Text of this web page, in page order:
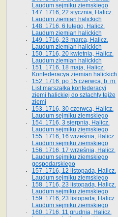
Laudum sejmiku ziemskiego
147. 1716, 22 stycznia, Halicz.
Laudum ziemian halickich
148. 1716, 6 lutego, Halicz.
Laudum ziemian halickich
149. 1716, 23 marca, Halicz.
Laudum ziemian halickich
150. 1716, 20 kwietnia, Halicz.
Laudum ziemian halickich
151. 1716, 18 maja, Halicz.
Konfederacya ziemian halickich
152. 1716, po 15 czerwca, b. m.
List marszałka konfederacyi
ziemi halickiej do szlachty tejże
ziemi
153. 1716, 30 czerwca, Halicz.
Laudum sejmiku ziemskiego
154. 1716, 3 sierpnia, Halicz.
Laudum sejmiku ziemskiego
155. 1716, 16 września, Halicz.
Laudum sejmiku ziemskiego
156. 1716, 17 września, Halicz.
Laudum sejmiku ziemskiego
gospodarskiego
157. 1716, 12 listopada, Halicz.
Laudum sejmiku ziemskiego
158. 1716, 23 listopada, Halicz.
Laudum sejmiku ziemskiego
159. 1716, 23 listopada, Halicz.
Laudum sejmiku ziemskiego
160. 1716, 11 grudnia, Halicz.